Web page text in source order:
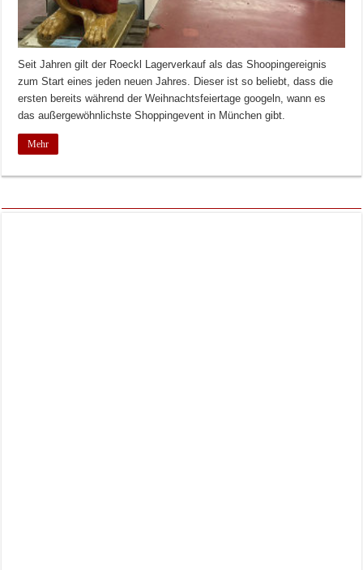
Seit Jahren gilt der Roeckl Lagerverkauf als das Shoopingereignis
zum Start eines jeden neuen Jahres. Dieser ist so beliebt, dass die
ersten bereits während der Weihnachtsfeiertage googeln, wann es
das außergewöhnlichste Shoppingevent in München gibt.
Mehr